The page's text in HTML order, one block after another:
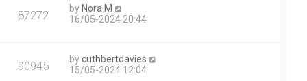
87272 by Nora M
16/05-2024 20:44
90945 bycuthbertdavies
15/05-2024 12:04